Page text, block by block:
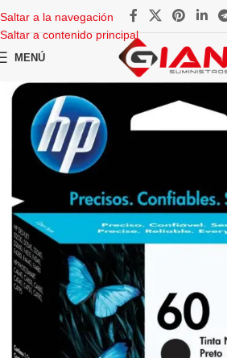
Saltar a la navegación
Saltar a contenido principal
MENÚ